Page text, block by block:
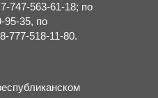
747-563-61-18; по
95-35, по
777-518-11-80.